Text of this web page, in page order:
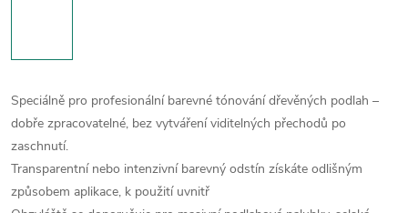
Speciálně pro profesionální barevné tónování dřevěných podlah –
dobře zpracovatelné, bez vytváření viditelných přechodů po
zaschnutí.
Transparentní nebo intenzivní barevný odstín získáte odlišným
způsobem aplikace, k použití uvnitř